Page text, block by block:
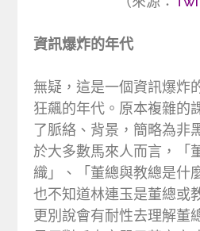
資訊爆炸的年代
無疑，這是一個資訊爆炸
狂飆的年代。原本複雜的
了脈絡、背景，簡略為非
於大多數馬來人而言，「
織」、「董總與教總是什
也不知道林連玉是董總或
更別說會有耐性去理解董